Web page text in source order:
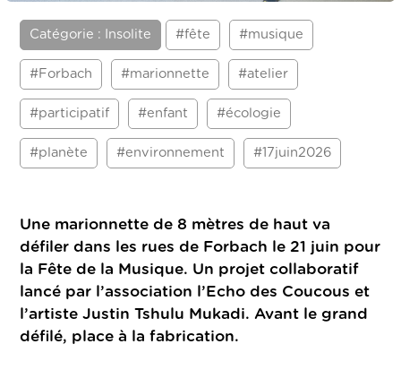
Catégorie : Insolite #fête #musique
#Forbach #marionnette #atelier
#participatif #enfant #écologie
#planète #environnement #17juin2026
Une marionnette de 8 mètres de haut va
défiler dans les rues de Forbach le 21 juin pour
la Fête de la Musique. Un projet collaboratif
lancé par l’association l’Echo des Coucous et
l’artiste Justin Tshulu Mukadi. Avant le grand
défilé, place à la fabrication.